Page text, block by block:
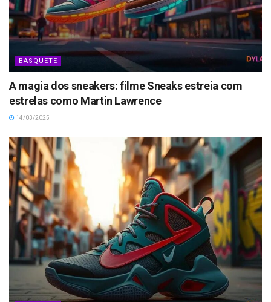
BASQUETE
A magia dos sneakers: filme Sneaks estreia com
estrelas como Martin Lawrence
14/03/2025